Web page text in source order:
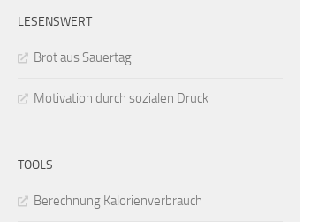
LESENSWERT
Brot aus Sauertag
Motivation durch sozialen Druck
TOOLS
Berechnung Kalorienverbrauch